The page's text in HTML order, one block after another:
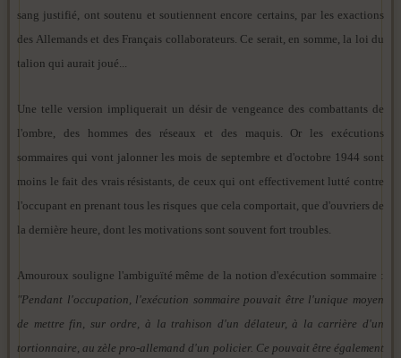
sang justifié, ont soutenu et soutiennent encore certains, par les exactions
des Allemands et des Français collaborateurs. Ce serait, en somme, la loi du
talion qui aurait joué...
Une telle version impliquerait un désir de vengeance des combattants de
l'ombre, des hommes des réseaux et des maquis. Or les exécutions
sommaires qui vont jalonner les mois de septembre et d'octobre 1944 sont
moins le fait des vrais résistants, de ceux qui ont effectivement lutté contre
l'occupant en prenant tous les risques que cela comportait, que d'ouvriers de
la dernière heure, dont les motivations sont souvent fort troubles.
Amouroux souligne l'ambiguïté même de la notion d'exécution sommaire :
"Pendant l'occupation, l'exécution sommaire pouvait être l'unique moyen
de mettre fin, sur ordre, à la trahison d'un délateur, à la carrière d'un
tortionnaire, au zèle pro-allemand d'un policier. Ce pouvait être également